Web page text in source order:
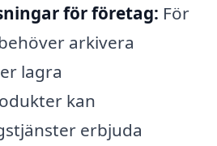
för företag: För
arkivera
lagra
kan
erbjuda